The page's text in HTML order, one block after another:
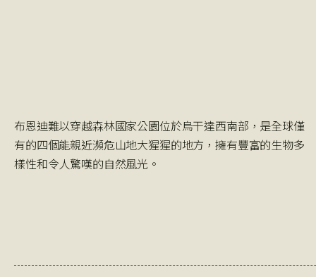
布恩迪難以穿越森林國家公園位於烏干達西南部，是全球僅
有的四個能親近瀕危山地大猩猩的地方，擁有豐富的生物多
樣性和令人驚嘆的自然風光。